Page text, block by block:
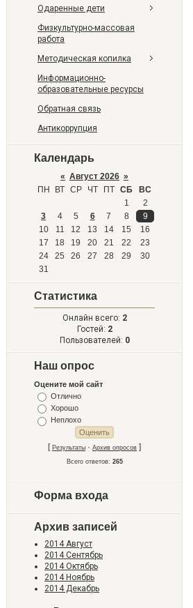
Одаренные дети
Физкультурно-массовая
работа
Методическая копилка
Информационно-
образовательные ресурсы
Обратная связь
Антикоррупция
Календарь
« Август 2026 »
ПН
ВТ СР ЧТ ПТ СБ
ВС
1
2
3
4 5 6 7 8
9
10
11 12 13 14 15
16
17
18 19 20 21 22
23
24
25 26 27 28 29
30
31
Статистика
Онлайн всего: 2
Гостей: 2
Пользователей: 0
Наш опрос
Оцените мой сайт
Отлично
Хорошо
Неплохо
[ Результаты · Архив опросов ]
Всего ответов: 265
Форма входа
Архив записей
2014 Август
2014 Сентябрь
2014 Октябрь
2014 Ноябрь
2014 Декабрь